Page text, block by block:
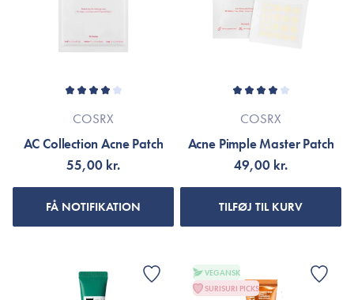
COSRX
AC Collection Acne Patch
55,00 kr.
FÅ NOTIFIKATION
COSRX
Acne Pimple Master Patch
49,00 kr.
TILFØJ TIL KURV
VEGANSK
SURISURI PICKS